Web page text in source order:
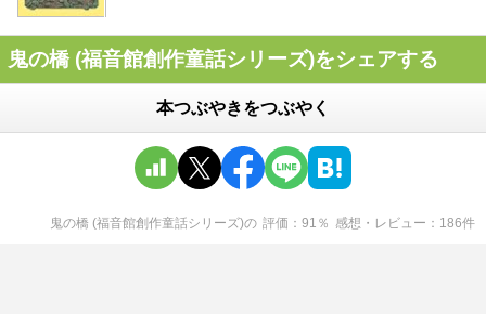
鬼の橋 (福音館創作童話シリーズ)をシェアする
本つぶやきをつぶやく
鬼の橋 (福音館創作童話シリーズ)の 評価 91 ％ 感想・レビュー 186件